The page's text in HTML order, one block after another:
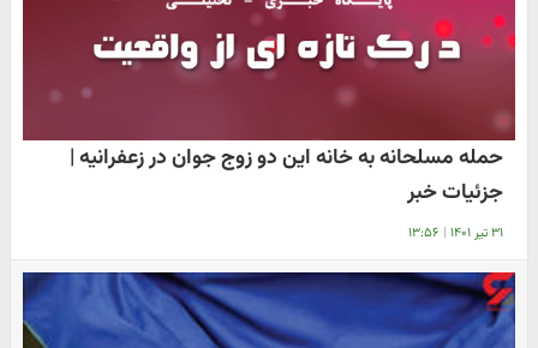
حمله مسلحانه به خانه این دو زوج جوان در زعفرانیه |
جزئیات خبر
۳۱ تیر ۱۴۰۱ | ۱۳:۵۶